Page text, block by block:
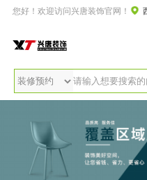
您好！欢迎访问兴唐装饰官网！